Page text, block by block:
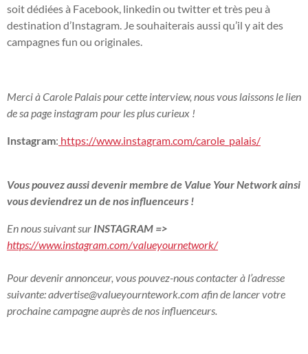
soit dédiées à Facebook, linkedin ou twitter et très peu à
destination d’Instagram. Je souhaiterais aussi qu’il y ait des
campagnes fun ou originales.
Merci à Carole Palais pour cette interview, nous vous laissons le lien
de sa page instagram pour les plus curieux !
Instagram: https://www.instagram.com/carole_palais/
Vous pouvez aussi devenir membre de Value Your Network ainsi
vous deviendrez un de nos influenceurs !
En nous suivant sur INSTAGRAM =>
https://www.instagram.com/valueyournetwork/
Pour devenir annonceur, vous pouvez-nous contacter à l’adresse
suivante:advertise@valueyourntework.com afin de lancer votre
prochaine campagne auprès de nos influenceurs.